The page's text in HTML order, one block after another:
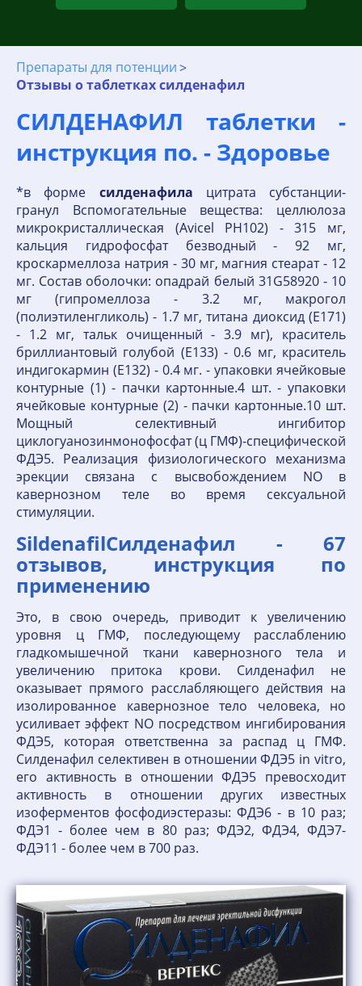
Препараты для потенции
Отзывы о таблетках силденафил
СИЛДЕНАФИЛ таблетки -
инструкция по. - Здоровье
*в форме силденафила цитрата субстанции-
гранул Вспомогательные вещества: целлюлоза
микрокристаллическая (Avicel PH102) - 315 мг,
кальция гидрофосфат безводный - 92 мг,
кроскармеллоза натрия - 30 мг, магния стеарат - 12
мг. Состав оболочки: опадрай белый 31G58920 - 10
мг (гипромеллоза - 3.2 мг, макрогол
(полиэтиленгликоль) - 1.7 мг, титана диоксид (Е171)
- 1.2 мг, тальк очищенный - 3.9 мг), краситель
бриллиантовый голубой (Е133) - 0.6 мг, краситель
индигокармин (Е132) - 0.4 мг. - упаковки ячейковые
контурные (1) - пачки картонные.4 шт. - упаковки
ячейковые контурные (2) - пачки картонные.10 шт.
Мощный селективный ингибитор
циклогуанозинмонофосфат (ц ГМФ)-специфической
ФДЭ5. Реализация физиологического механизма
эрекции связана с высвобождением NO в
кавернозном теле во время сексуальной
стимуляции.
SildenafilСилденафил - 67
отзывов, инструкция по
применению
Это, в свою очередь, приводит к увеличению
уровня ц ГМФ, последующему расслаблению
гладкомышечной ткани кавернозного тела и
увеличению притока крови. Силденафил не
оказывает прямого расслабляющего действия на
изолированное кавернозное тело человека, но
усиливает эффект NO посредством ингибирования
ФДЭ5, которая ответственна за распад ц ГМФ.
Силденафил селективен в отношении ФДЭ5 in vitro,
его активность в отношении ФДЭ5 превосходит
активность в отношении других известных
изоферментов фосфодиэстеразы: ФДЭ6 - в 10 раз;
ФДЭ1 - более чем в 80 раз; ФДЭ2, ФДЭ4, ФДЭ7-
ФДЭ11 - более чем в 700 раз.